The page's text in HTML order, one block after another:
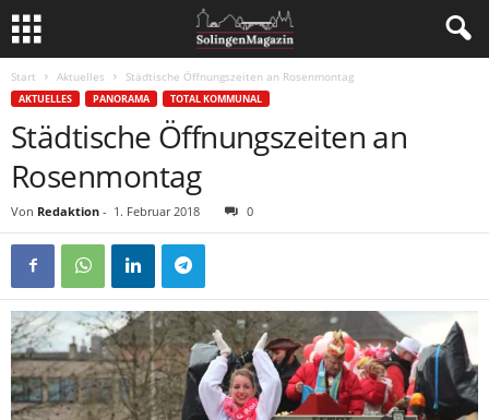
Start Aktuelles Städtische Öffnungszeiten an Rosenmontag
AKTUELLES PANORAMA TOTAL KOMMUNAL
Städtische Öffnungszeiten an
Rosenmontag
Von Redaktion - 1. Februar 2018 0